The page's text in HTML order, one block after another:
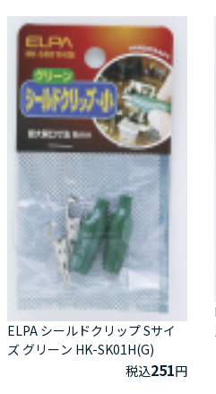
ELPA シールドクリップ Sサイ
ズ グリーン HK-SK01H(G)
税込251円